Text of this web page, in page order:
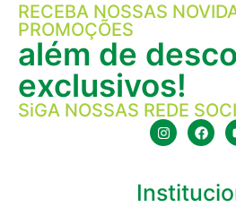
RECEBA NOSSAS
PROMOÇÕES
além de
exclusivos!
SiGA NOSSAS REDE